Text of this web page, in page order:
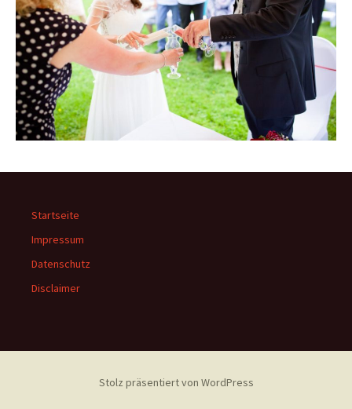
Startseite
Impressum
Datenschutz
Disclaimer
Stolz präsentiert von WordPress